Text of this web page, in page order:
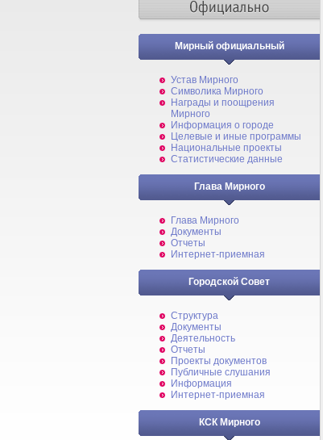
Мирный официальный
Устав Мирного
Символика Мирного
Награды и поощрения
Мирного
Информация о городе
Целевые и иные программы
Национальные проекты
Статистические данные
Глава Мирного
Глава Мирного
Документы
Отчеты
Интернет-приемная
Городской Совет
Структура
Документы
Деятельность
Отчеты
Проекты документов
Публичные слушания
Информация
Интернет-приемная
КСК Мирного